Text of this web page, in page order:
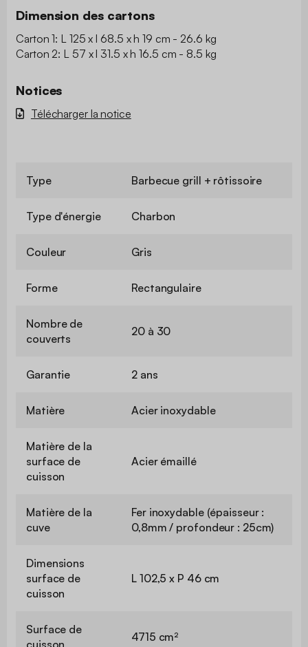
Dimension des cartons
Carton 1: L 125 x l 68.5 x h 19 cm - 26.6 kg
Carton 2: L 57 x l 31.5 x h 16.5 cm - 8.5 kg
Notices
Télécharger la notice
Type Barbecue grill + rôtissoire
Type d'énergie Charbon
Couleur Gris
Forme Rectangulaire
Nombre de
couverts
20 à 30
Garantie 2 ans
Matière Acier inoxydable
Matière de la
surface de
cuisson
Acier émaillé
Matière de la
cuve
Fer inoxydable (épaisseur :
0,8mm / profondeur : 25cm)
Dimensions
surface de
cuisson
L 102,5 x P 46 cm
Surface de
cuisson
4715 cm²